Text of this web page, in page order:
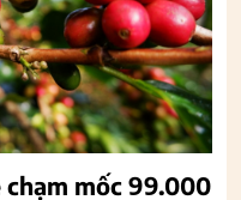
chạm mốc 99.000